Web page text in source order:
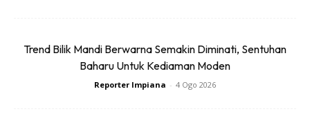
7. Elak menggunakan berus, kain atau penyapu yang
mempunyai jalinan metal sepertisteel woolkerana ia akan
menyebabkan permukaan vinyla bercalar halus dan lama-
Trend Bilik Mandi Berwarna Semakin Diminati, Sentuhan
Baharu Untuk Kediaman Moden
Reporter Impiana - 4 Ogo 2026